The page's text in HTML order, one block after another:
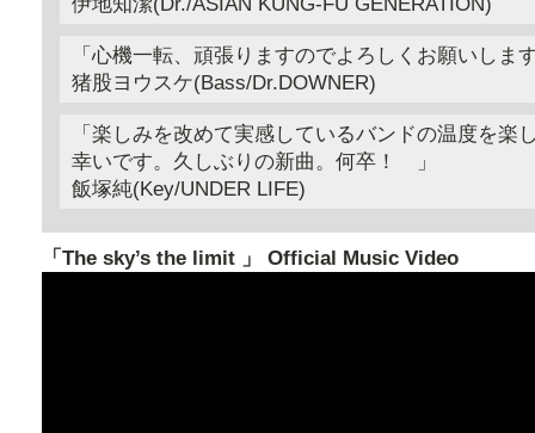
「心機一転、頑張りますのでよろしくお願いしま
猪股ヨウスケ(Bass/Dr.DOWNER)
「楽しみを改めて実感しているバンドの温度を楽
幸いです。久しぶりの新曲。何卒！ 」
飯塚純(Key/UNDER LIFE)
「The sky’s the limit 」 Official Music Video